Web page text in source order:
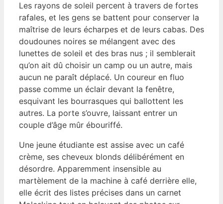
Les rayons de soleil percent à travers de fortes
rafales, et les gens se battent pour conserver la
maîtrise de leurs écharpes et de leurs cabas. Des
doudounes noires se mélangent avec des
lunettes de soleil et des bras nus ; il semblerait
qu’on ait dû choisir un camp ou un autre, mais
aucun ne paraît déplacé. Un coureur en fluo
passe comme un éclair devant la fenêtre,
esquivant les bourrasques qui ballottent les
autres. La porte s’ouvre, laissant entrer un
couple d’âge mûr ébouriffé.
Une jeune étudiante est assise avec un café
crème, ses cheveux blonds délibérément en
désordre. Apparemment insensible au
martèlement de la machine à café derrière elle,
elle écrit des listes précises dans un carnet